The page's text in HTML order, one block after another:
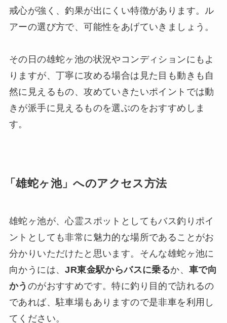
戒心が強く、釣果が出にくい特徴があります。ル
アーの選び方で、可能性をあげていきましょう。
その日の雄蛇ヶ池の状況やコンディションにもよ
りますが、丁寧に攻める場合は見た目も動きも自
然に見えるもの、攻めていきたいポイントでは動
きが派手に見えるものを選ぶのをおすすめしま
す。
「雄蛇ヶ池」へのアクセス方法
雄蛇ヶ池が、心霊スポットとしてもバス釣りポイ
ントとしても非常に魅力的な場所であることがお
分かりいただけたと思います。そんな雄蛇ヶ池に
向かうには、JR東金駅からバスに乗るか、 車で向
かう のがおすすめです。特に釣り目的で訪れるの
であれば、駐車場もありますので是非車を利用し
てください。